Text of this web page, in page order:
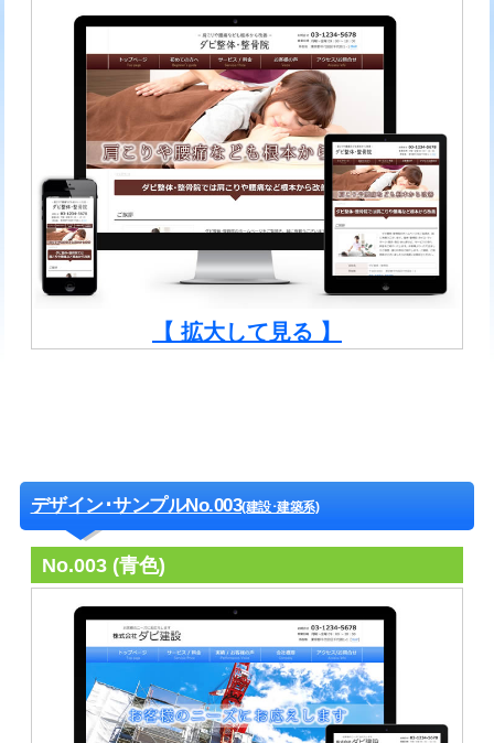
【 拡大して見る 】
デザイン･サンプルNo.003(建設･建築系)
No.003 (青色)